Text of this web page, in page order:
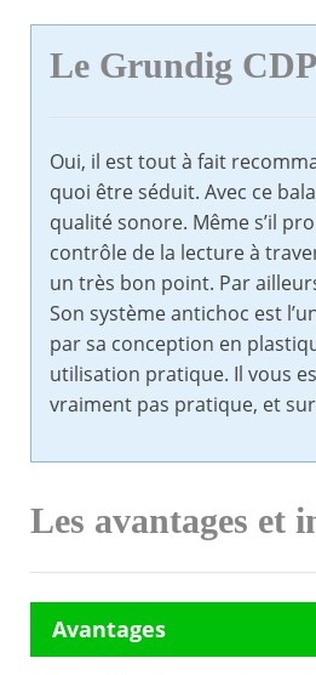
Le Grundig
Oui, il est tout à fait
quoi être séduit. Avec ce
qualité sonore. Même s’il
contrôle de la lecture à
un très bon point. Par
Son système antichoc est
par sa conception en
utilisation pratique. Il vous
vraiment pas pratique, et
Les avantages et